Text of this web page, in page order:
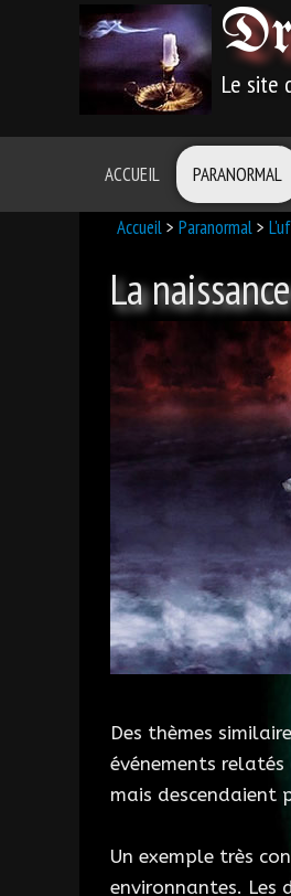
Le site
ACCUEIL PARANORMAL
Accueil> Paranormal>
La
Des thèmes
événements
mais descendaient
Un exemple très
environnantes. Les